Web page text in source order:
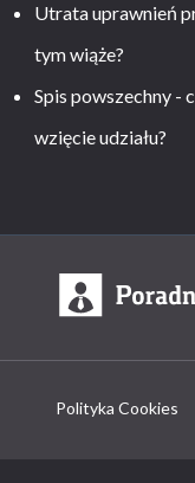
Utrata uprawnień
tym wiąże?
Spis powszechny -
wzięcie udziału?
Polityka Cookies